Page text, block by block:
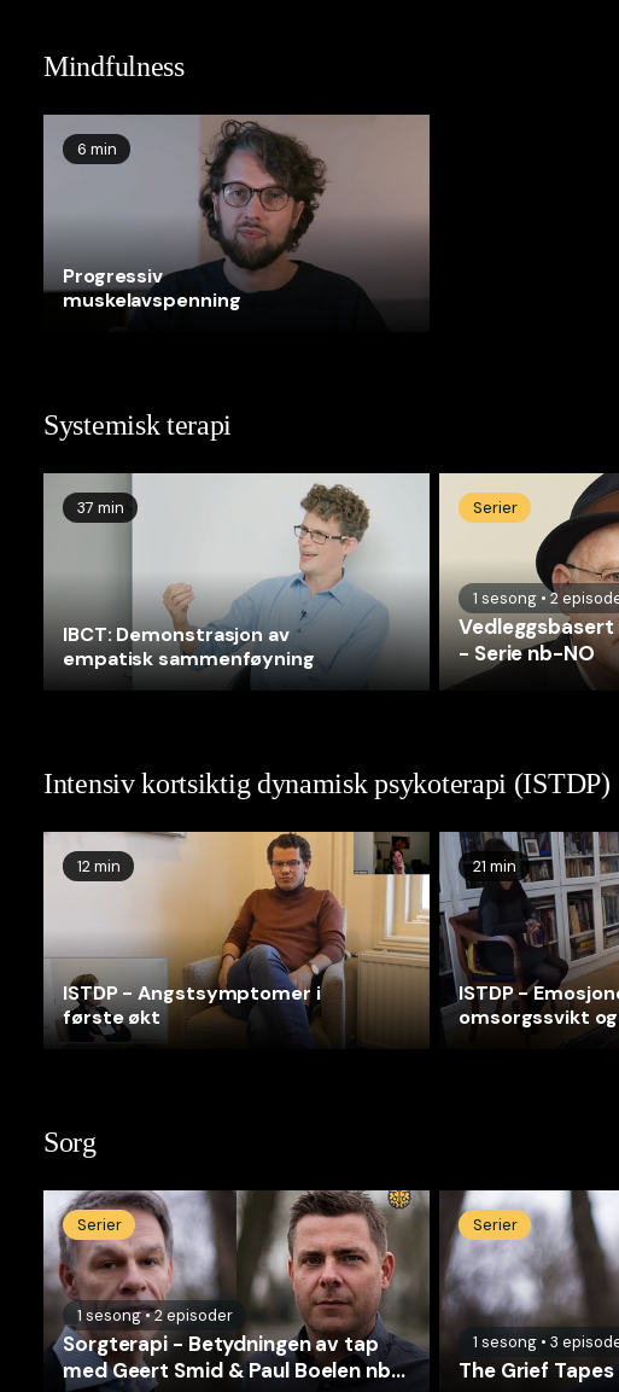
Mindfulness
6 min
Progressiv
muskelavspenning
Systemisk terapi
37 min
IBCT: Demonstrasjon av
empatisk sammenføyning
Serier
1 sesong• 2
- Serie nb-NO
Intensiv kortsiktig dynamisk psykoterapi (ISTDP)
12 min
ISTDP - Angstsymptomer i
første økt
21 min
ISTDP -
omsorgssvikt
Sorg
Serier
1 sesong•2episoder
Sorgterapi - Betydningen av tap
med Geert Smid & Paul Boelen nb-
Serier
1 sesong• 3
The Grief